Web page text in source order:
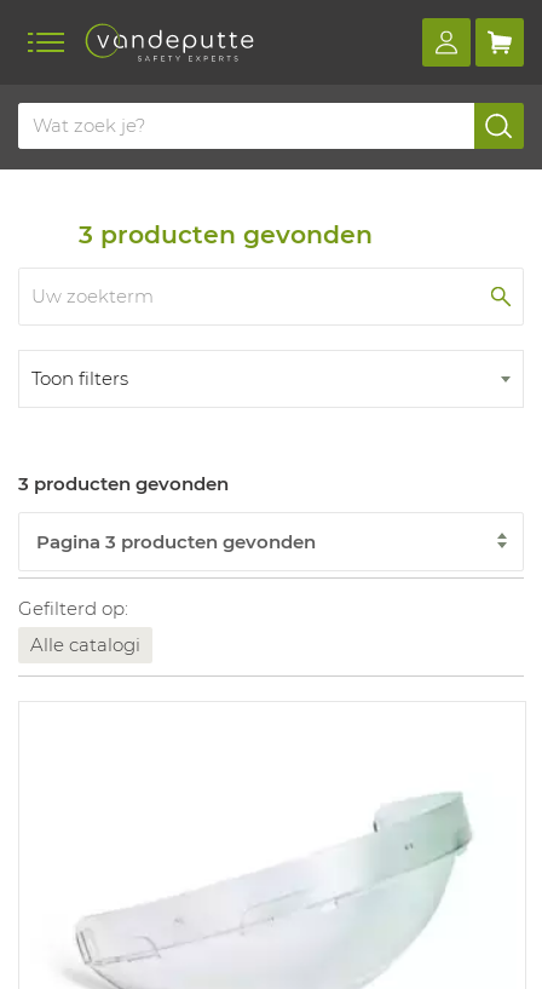
Home Producten
Toebehoren gelaatsbescherming
Kinstukken
3 producten gevonden
Toon filters
3 producten gevonden
Gefilterd op:
Alle catalogi